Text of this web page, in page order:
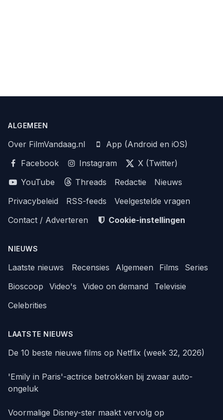
ALGEMEEN
Over FilmVandaag.nl
App (Android en iOS)
Facebook
Instagram
X (Twitter)
YouTube
Threads Redactie
Nieuws
Privacybeleid
RSS-feeds
Veelgestelde vragen
Contact / Adverteren
Cookie-instellingen
NIEUWS
Laatste nieuws Recensies Algemeen Films
Series
Bioscoop
Video's Video on demand
Televisie
Celebrities
LAATSTE NIEUWS
De 10 beste nieuwe films op Netflix (week 32, 2026)
'Emily in Paris'-actrice betrokken bij zwaar auto-
ongeluk
Voormalige Disney-ster maakt vervolg op